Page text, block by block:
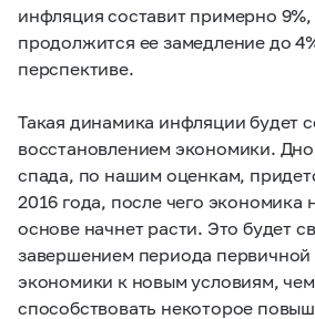
инфляция составит примерно 9%,
продолжится ее замедление до
перспективе.
Такая динамика инфляции будет
восстановлением экономики.
спада, по нашим оценкам,
2016 года, после чего экономика
основе начнет расти. Это будет
завершением периода первичной
экономики к новым условиям,
способствовать некоторое